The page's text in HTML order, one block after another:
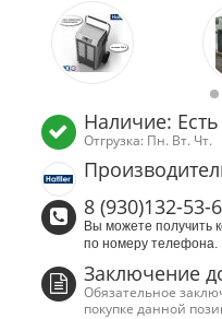
Наличие:
Отгрузка: Пн. Вт. Чт.
8 (930)132-53-
Вы можете получить
по номеру телефона.
Заключение
Обязательное
покупке данной